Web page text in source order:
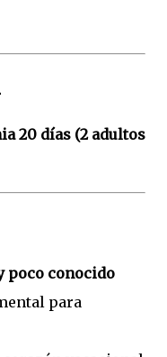
20 días (2 adultos
poco conocido
para